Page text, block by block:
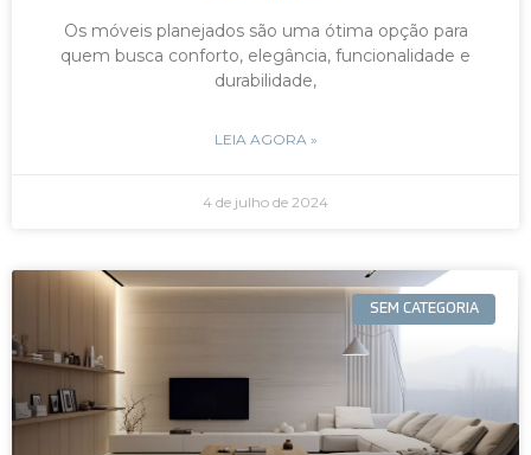
Os móveis planejados são uma ótima opção para
quem busca conforto, elegância, funcionalidade e
durabilidade,
LEIA AGORA »
4 de julho de 2024
SEM CATEGORIA